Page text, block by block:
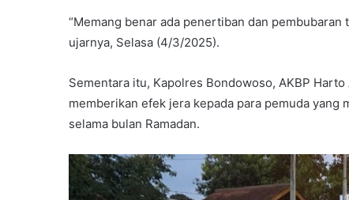
“Memang benar ada penertiban dan
ujarnya, Selasa (4/3/2025).
Sementara itu, Kapolres Bondowoso, AKBP
memberikan efek jera kepada para pemuda
selama bulan Ramadan.